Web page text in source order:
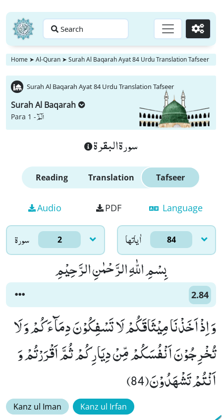
Search Go
Home ➤ Al-Quran ➤ Surah Al Baqarah Ayat 84 Urdu Translation Tafseer
Surah Al Baqarah Ayat 84 Urdu Translation Tafseer
Surah Al Baqarah
Para 1 -الٓمّٓ
سورة البقرة
Reading Translation Tafseer
Audio PDF Language
سورۃ 2 اٰياتها 84
بِسْمِ اللّٰهِ الرَّحْمٰنِ الرَّحِیْمِ
2.84
وَ اِذْ اَخَذْنَا مِیْثَاقَكُمْ لَا تَسْفِكُوْنَ دِمَآءَكُمْ وَ لَا
تُخْرِجُوْنَ اَنْفُسَكُمْ مِّنْ دِیَارِكُمْ ثُمَّ اَقْرَرْتُمْ وَ
اَنْتُمْ تَشْهَدُوْنَ(84)
Kanz ul Iman Kanz ul Irfan